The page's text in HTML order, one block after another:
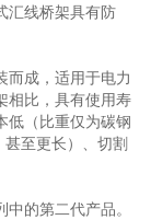
汇线桥架具有防
而成，适用于电力
相比，具有使用寿
低（比重仅为碳钢
至更长）、切割
的第二代产品。